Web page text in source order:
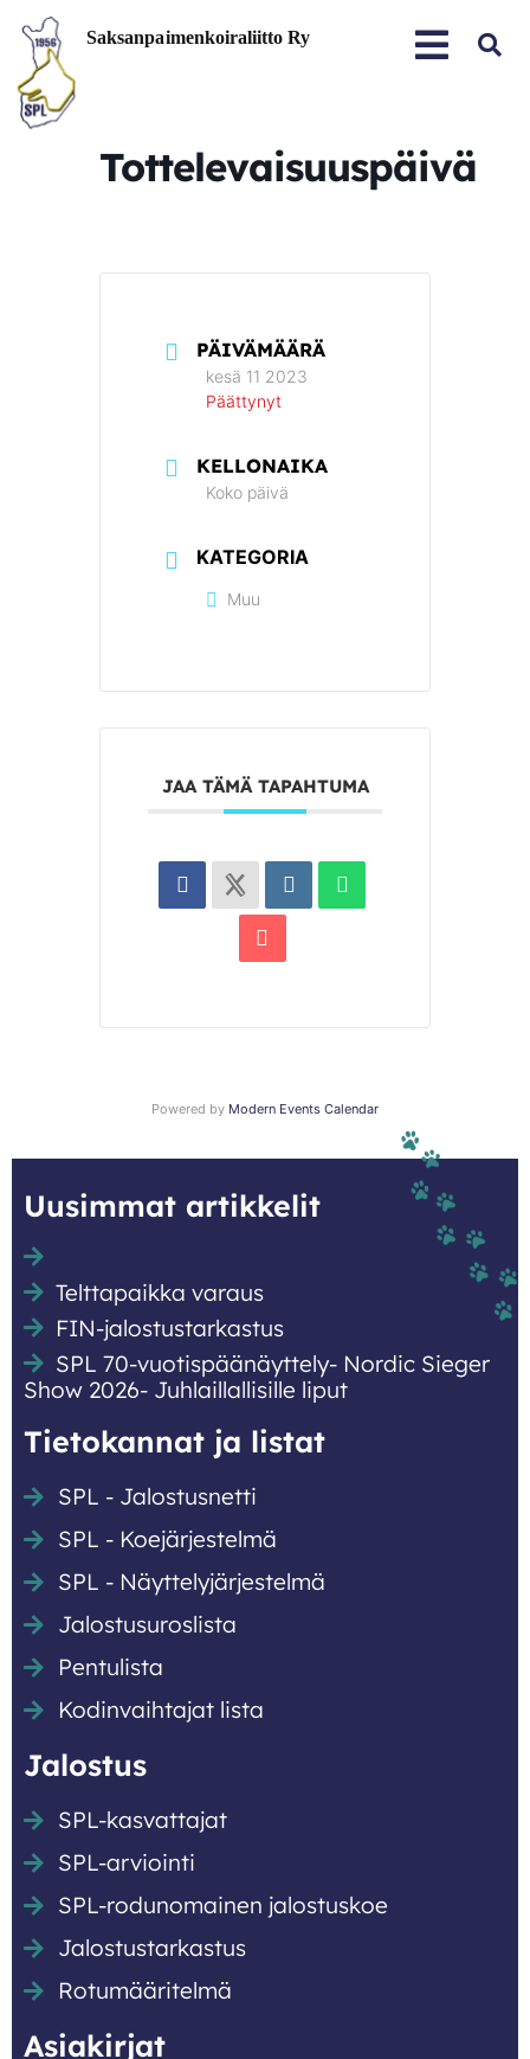
Tottelevaisuuspäivä
PÄIVÄMÄÄRÄ
kesä 11 2023
Päättynyt
KELLONAIKA
Koko päivä
KATEGORIA
Muu
JAA TÄMÄ TAPAHTUMA
Powered by Modern Events Calendar
Uusimmat artikkelit
Telttapaikka varaus
FIN-jalostustarkastus
SPL 70-vuotispäänäyttely- Nordic Sieger
Show 2026- Juhlaillallisille liput
Tietokannat ja listat
SPL - Jalostusnetti
SPL - Koejärjestelmä
SPL - Näyttely­järjestelmä
Jalostusuroslista
Pentulista
Kodinvaihtajat lista
Jalostus
SPL-kasvattajat
SPL-arviointi
SPL-rodunomainen jalostuskoe
Jalostustarkastus
Rotumääritelmä
Asiakirjat